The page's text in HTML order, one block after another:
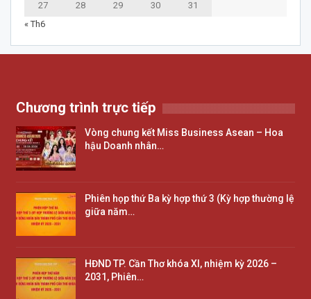
27 28 29 30
31
« Th6
Chương trình trực tiếp
Vòng chung kết Miss Business Asean – Hoa
hậu Doanh nhân…
Phiên họp thứ Ba kỳ hợp thứ 3 (Kỳ hợp thường lệ
giữa năm…
HĐND TP. Cần Thơ khóa XI, nhiệm kỳ 2026 –
2031, Phiên…